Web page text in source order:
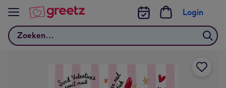
Bekijk meer
Zoeken
Login